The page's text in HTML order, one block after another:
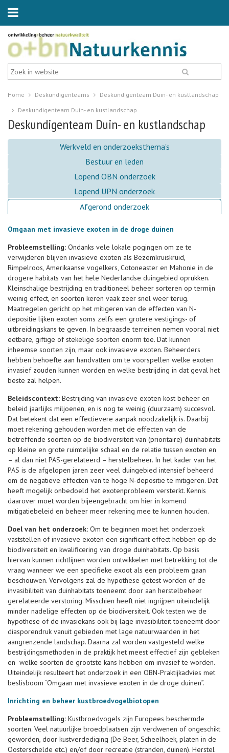
Home Deskundigenteams
Deskundigenteam Duin- en kustlandschap
Deskundigenteam Duin- en kustlandschap
Deskundigenteam Duin- en kustlandschap
Werkveld en onderzoeksthema's
Bestuur en leden
Lopend OBN onderzoek
Lopend UPN onderzoek
Afgerond onderzoek
Omgaan met invasieve exoten in de droge duinen
Probleemstelling: Ondanks vele lokale pogingen om ze te
verwijderen blijven invasieve exoten als Bezemkruiskruid,
Rimpelroos, Amerikaanse vogelkers, Cotoneaster en Mahonie in de
drogere habitats van het hele Nederlandse duingebied oprukken.
Kleinschalige bestrijding en traditioneel beheer sorteren op termijn
weinig effect, en soorten keren vaak zeer snel weer terug.
Maatregelen gericht op het mitigeren van de effecten van N-
depositie lijken exoten soms zelfs een grotere vestigings- of
uitbreidingskans te geven. In begraasde terreinen nemen vooral niet
eetbare, giftige of stekelige soorten enorm toe. Dat kunnen
inheemse soorten zijn, maar ook invasieve exoten. Beheerders
hebben behoefte aan handvatten om te voorspellen welke exoten
invasief zouden kunnen worden en welke bestrijding in dat geval het
beste zal helpen.
Beleidscontext: Bestrijding van invasieve exoten kost beheer en
beleid jaarlijks miljoenen, en is nog te weinig (duurzaam) succesvol.
Dat betekent dat een effectievere aanpak noodzakelijk is. Daarbij
moet rekening gehouden worden met de effecten van de
betreffende soorten op de biodiversiteit van (prioritaire) duinhabitats
op kleine en grote ruimtelijke schaal en de relatie tussen exoten en
– al dan niet PAS-gerelateerd – herstelbeheer. In het kader van het
PAS is de afgelopen jaren zeer veel duingebied intensief beheerd
om de negatieve effecten van te hoge N-depositie te mitigeren. Dat
heeft mogelijk onbedoeld het exotenprobleem versterkt. Kennis
daarover moet worden bijeengebracht om hier in komend
mitigatiebeleid en beheer meer rekening mee te kunnen houden.
Doel van het onderzoek: Om te beginnen moet het onderzoek
vaststellen of invasieve exoten een significant effect hebben op de
biodiversiteit en kwalificering van droge duinhabitats. Op basis
hiervan kunnen richtlijnen worden ontwikkelen met betrekking tot de
vraag wanneer we een specifieke exoot als een probleem gaan
beschouwen. Vervolgens zal de hypothese getest worden of de
invasibiliteit van duinhabitats toeneemt door aan herstelbeheer
gerelateerde verstoring. Misschien heeft niet ingrijpen uiteindelijk
minder nadelige effecten op de biodiversiteit. Ook testen we de
hypothese of de invasiekans ook bij lage invasibiliteit toeneemt door
diasporendruk vanuit gebieden met lage natuurwaarden in het
aangrenzende landschap. Daarna zal worden vastgesteld welke
bestrijdingsmethoden in de praktijk het meest effectief zijn gebleken
en welke soorten de grootste kans hebben om invasief te worden.
Uiteindelijk resulteert het onderzoek in een OBN-Praktijkadvies met
beslisboom “Omgaan met invasieve exoten in de droge duinen”.
Inrichting en beheer kustbroedvogelbiotopen
Probleemstelling: Kustbroedvogels zijn Europees beschermde
soorten. Veel natuurlijke broedplaatsen zijn verdwenen of ongeschikt
geworden, door kustverdediging (De Beer, Scheelhoek, platen in de
Oosterschelde etc.) en/of door recreatie (stranden, duinen). Herstel